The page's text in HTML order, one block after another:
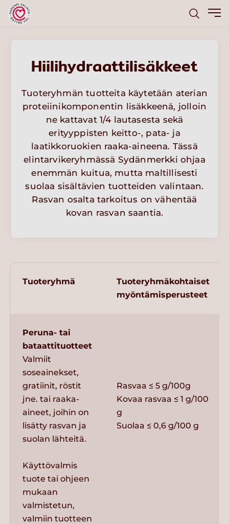
Hiilihydraattilisäkkeet
Tuoteryhmän tuotteita käytetään aterian
proteiinikomponentin lisäkkeenä, jolloin
ne kattavat 1/4 lautasesta sekä
erityyppisten keitto-, pata- ja
laatikkoruokien raaka-aineena. Tässä
elintarvikeryhmässä Sydänmerkki ohjaa
enemmän kuitua, mutta maltillisesti
suolaa sisältävien tuotteiden valintaan.
Rasvan osalta tarkoitus on vähentää
kovan rasvan saantia.
Tuoteryhmä
Tuoteryhmäkohtaiset
myöntämisperusteet
Peruna- tai
bataattituotteet
Valmiit
soseainekset,
gratiinit, röstit
jne. tai raaka-
aineet, joihin on
lisätty rasvan ja
suolan lähteitä.
Käyttövalmis
tuote tai ohjeen
mukaan
valmistetun,
valmiin tuotteen
Rasvaa ≤ 5 g/100g
Kovaa rasvaa ≤ 1 g/100
g
Suolaa ≤ 0,6 g/100 g